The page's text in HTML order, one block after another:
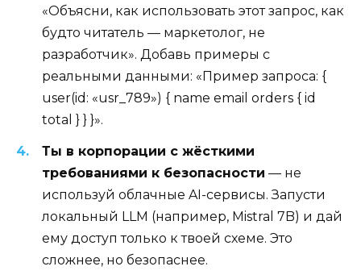
«Объясни, как использовать этот запрос, как
будто читатель — маркетолог, не
разработчик». Добавь примеры с
реальными данными: «Пример запроса: {
user(id: «usr_789») { name email orders { id
total } } }».
Ты в корпорации с жёсткими
требованиями к безопасности — не
используй облачные AI-сервисы. Запусти
локальный LLM (например, Mistral 7B) и дай
ему доступ только к твоей схеме. Это
сложнее, но безопаснее.